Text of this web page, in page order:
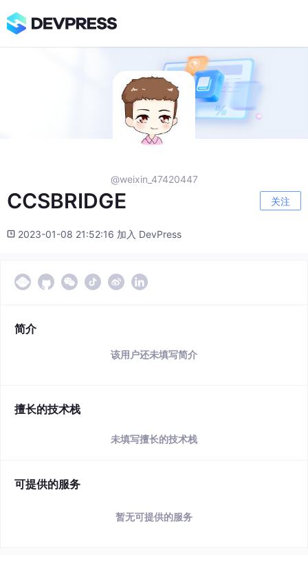
@weixin_47420447
CCSBRIDGE 关注
2023-01-08 21:52:16 加入 DevPress
简介
该用户还未填写简介
擅长的技术栈
未填写擅长的技术栈
可提供的服务
暂无可提供的服务